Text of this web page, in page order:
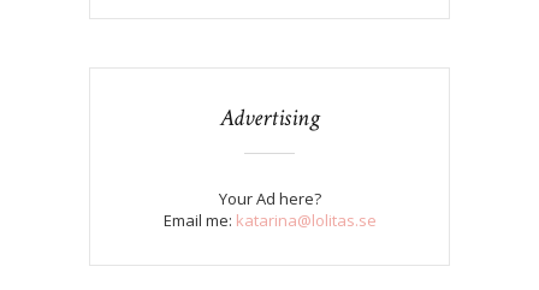
Advertising
Your Ad here?
Email me: katarina@lolitas.se